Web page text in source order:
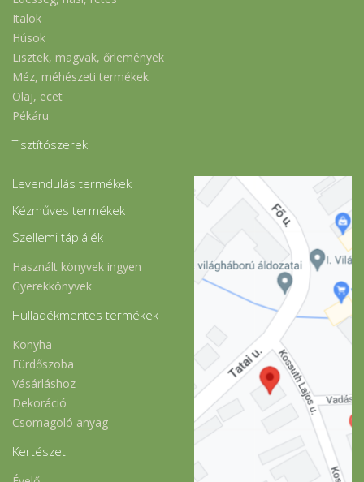
Italok
Húsok
Lisztek, magvak, őrlemények
Méz, méhészeti termékek
Olaj, ecet
Pékáru
Tisztítószerek
Levendulás termékek
Kézműves termékek
Szellemi táplálék
Használt könyvek ingyen
Gyerekkönyvek
Hulladékmentes termékek
Konyha
Fürdőszoba
Vásárláshoz
Dekoráció
Csomagoló anyag
Kertészet